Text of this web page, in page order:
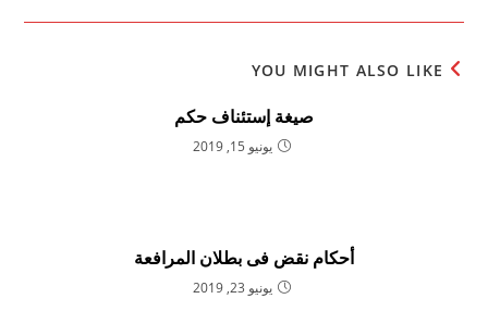
YOU MIGHT ALSO LIKE
صيغة إستئناف حكم
يونيو 15, 2019
أحكام نقض فى بطلان المرافعة
يونيو 23, 2019